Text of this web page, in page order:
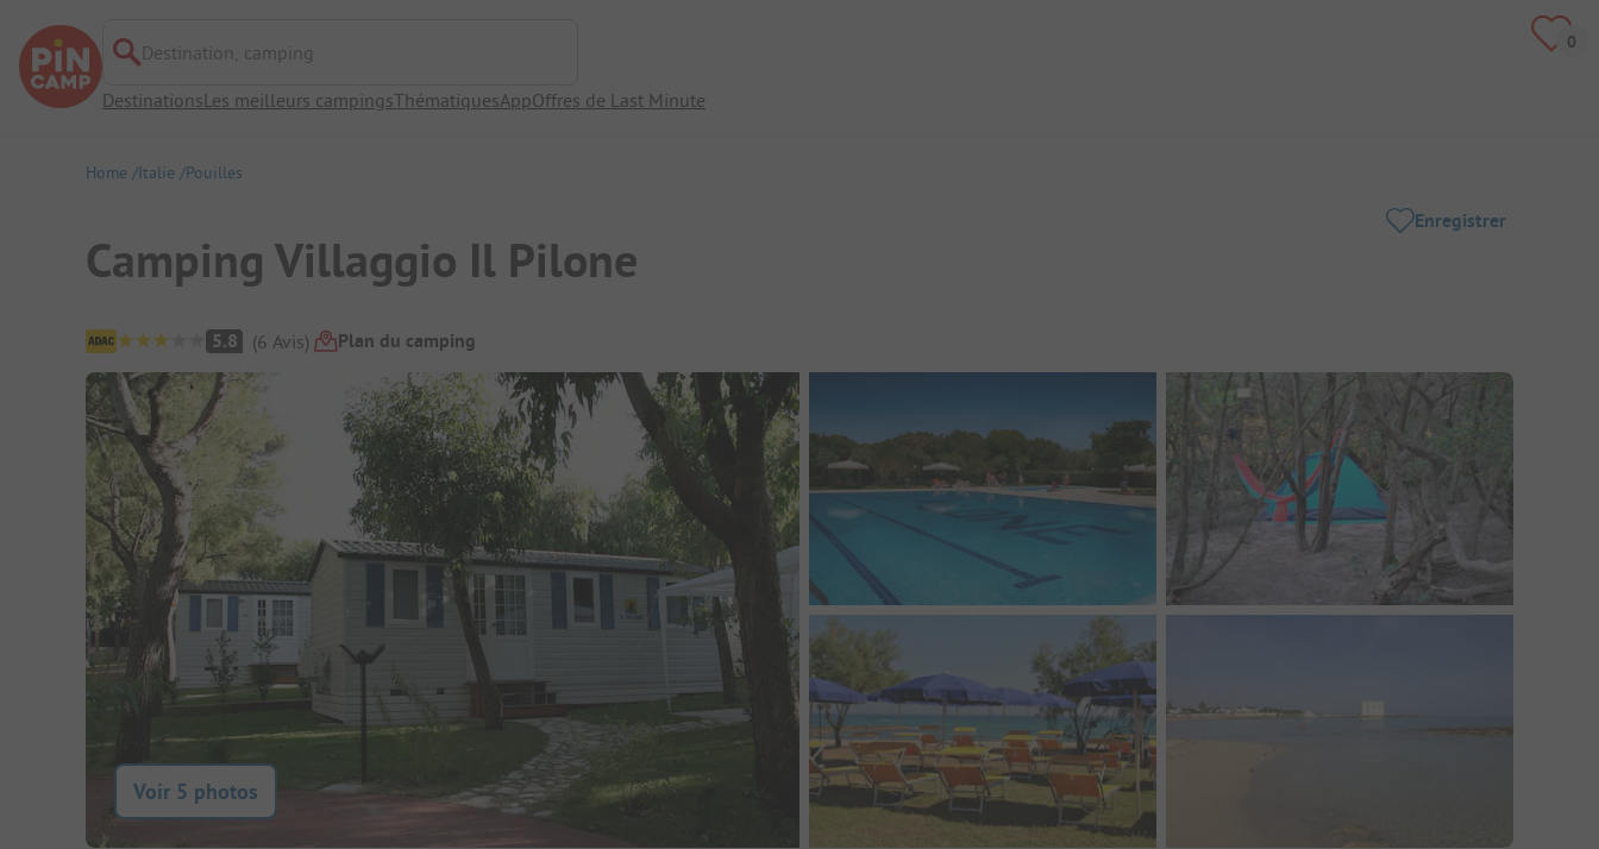
Destination, camping
DestinationsLes meilleurs campingsThématiquesAppOffres de Last Minute
Home Italie Pouilles
Camping Villaggio Il Pilone
Enregistrer
Aperçu du camping
5.8 (6 Avis) Plan du camping
Voir 5 photos